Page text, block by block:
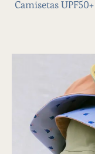
Camisetas